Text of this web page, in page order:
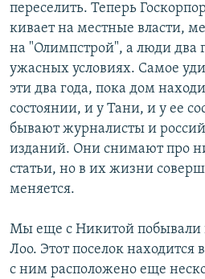
переселить. Теперь
кивает на местные власти,
на "Олимпстрой", а люди два
ужасных условиях. Самое
эти два года, пока дом
состоянии, и у Тани, и у ее
бывают журналисты и
изданий. Они снимают про
статьи, но в их жизни
меняется.
Мы еще с Никитой побывали
Лоо. Этот поселок находится
с ним расположено еще